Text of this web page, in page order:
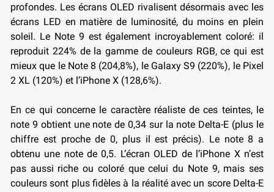
profondes. Les écrans OLED rivalisent désormais avec les
écrans LED en matière de luminosité, du moins en plein
soleil. Le Note 9 est également incroyablement coloré: il
reproduit 224% de la gamme de couleurs RGB, ce qui est
mieux que le Note 8 (204,8%), le Galaxy S9 (220%), le Pixel
2 XL (120%) et l’iPhone X (128,6%).
En ce qui concerne le caractère réaliste de ces teintes, le
note 9 obtient une note de 0,34 sur la note Delta-E (plus le
chiffre est proche de 0, plus il est précis). Le note 8 a
obtenu une note de 0,5. L’écran OLED de l’iPhone X n’est
pas aussi riche ou coloré que celui du Note 9, mais ses
couleurs sont plus fidèles à la réalité avec un score Delta-E